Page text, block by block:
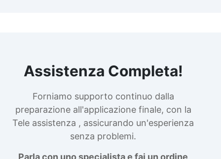
Assistenza Completa!
Forniamo supporto continuo dalla
preparazione all'applicazione finale, con la
Tele assistenza , assicurando un'esperienza
senza problemi.
Parla con uno specialista e fai un ordine